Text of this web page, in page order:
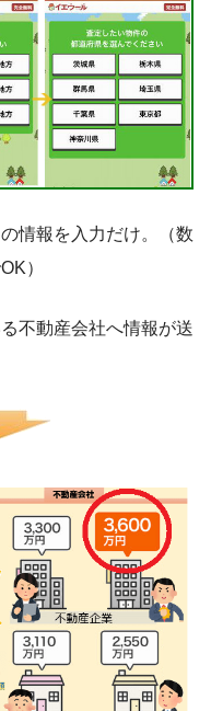
情報を入力だけ。（数
）
不動産会社へ情報が送